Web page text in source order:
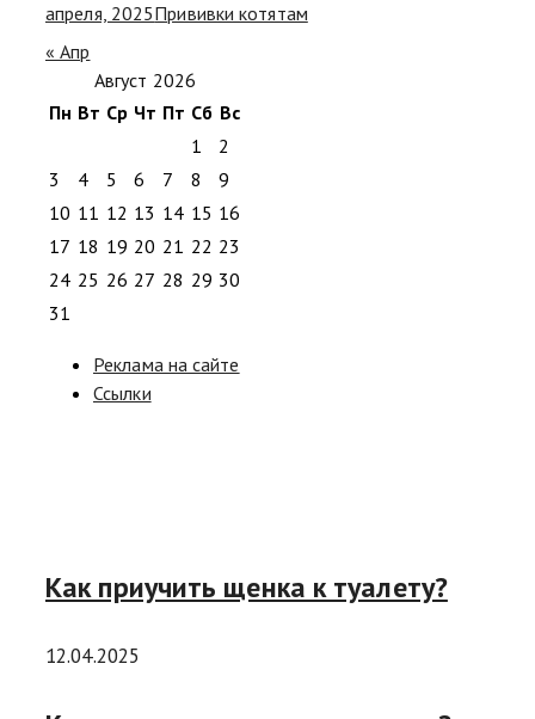
апреля, 2025Прививки котятам
« Апр
Август 2026
Пн Вт Ср Чт Пт Сб Вс
1
2
3
4 5 6 7 8
9
10 11 12 13 14 15 16
17 18 19 20 21 22 23
24 25 26 27 28 29 30
31
Реклама на сайте
Ссылки
Как приучить щенка к туалету?
12.04.2025